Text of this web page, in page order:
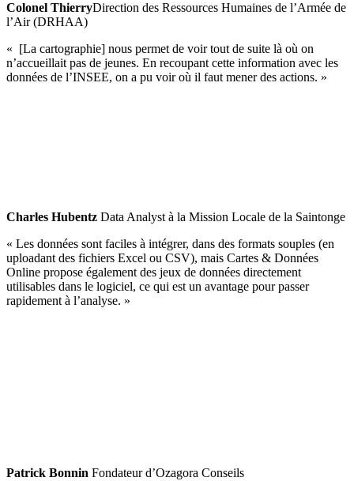
Colonel ThierryDirection des Ressources Humaines de l’Armée de
l’Air (DRHAA)
« [La cartographie] nous permet de voir tout de suite là où on
n’accueillait pas de jeunes. En recoupant cette information avec les
données de l’INSEE, on a pu voir où il faut mener des actions. »
Charles Hubentz Data Analyst à la Mission Locale de la Saintonge
« Les données sont faciles à intégrer, dans des formats souples (en
uploadant des fichiers Excel ou CSV), mais Cartes & Données
Online propose également des jeux de données directement
utilisables dans le logiciel, ce qui est un avantage pour passer
rapidement à l’analyse. »
Patrick Bonnin Fondateur d’Ozagora Conseils